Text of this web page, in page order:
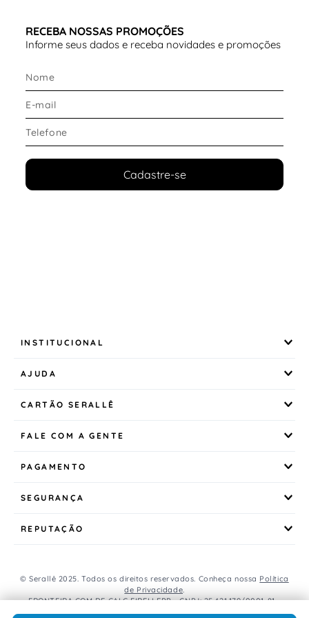
RECEBA NOSSAS PROMOÇÕES
Informe seus dados e receba novidades e promoções
Cadastre-se
INSTITUCIONAL
AJUDA
CARTÃO SERALLÊ
FALE COM A GENTE
PAGAMENTO
SEGURANÇA
REPUTAÇÃO
© Serallê 2025. Todos os direitos reservados. Conheça nossa Política
de Privacidade.
FRONTEIRA COM DE CALC EIRELI EPP - CNPJ: 25.421.179/0001-81 -
Avenida Brasil, 456, Centro, CEP: 85.851-000, Foz do Iguaçu, PR, Brasil.